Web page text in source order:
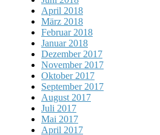
April 2018
März 2018
Februar 2018
Januar 2018
Dezember 2017
November 2017
Oktober 2017
September 2017
August 2017
Juli 2017
Mai 2017
April 2017